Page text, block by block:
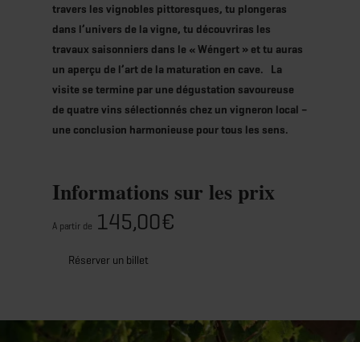
travers les vignobles pittoresques, tu plongeras
dans l’univers de la vigne, tu découvriras les
travaux saisonniers dans le « Wéngert » et tu auras
un aperçu de l’art de la maturation en cave. La
visite se termine par une dégustation savoureuse
de quatre vins sélectionnés chez un vigneron local –
une conclusion harmonieuse pour tous les sens.
Informations sur les prix
A partir de 145,00€
Réserver un billet